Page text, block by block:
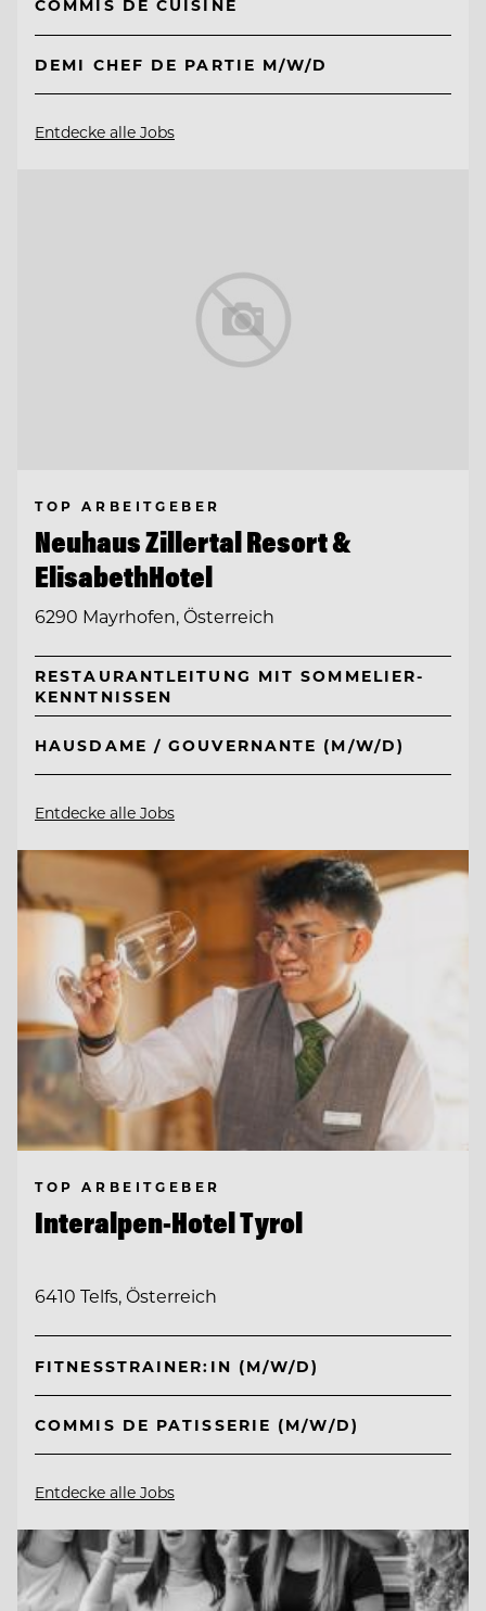
COMMIS DE CUISINE
DEMI CHEF DE PARTIE M/W/D
Entdecke alle Jobs
TOP ARBEITGEBER
Neuhaus Zillertal Resort &
ElisabethHotel
6290 Mayrhofen, Österreich
RESTAURANTLEITUNG MIT SOMMELIER-
KENNTNISSEN
HAUSDAME / GOUVERNANTE (M/W/D)
Entdecke alle Jobs
TOP ARBEITGEBER
Interalpen-Hotel Tyrol
6410 Telfs, Österreich
FITNESSTRAINER:IN (M/W/D)
COMMIS DE PATISSERIE (M/W/D)
Entdecke alle Jobs